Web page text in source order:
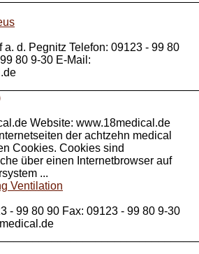
a. d. Pegnitz Telefon: 09123 - 99 80
80 9-30 E-Mail:
.de
.de Website: www.18medical.de
der achtzehn medical
Cookies. Cookies sind
über einen Internetbrowser auf
...
Ventilation
- 99 80 90 Fax: 09123 - 99 80 9-30
.de